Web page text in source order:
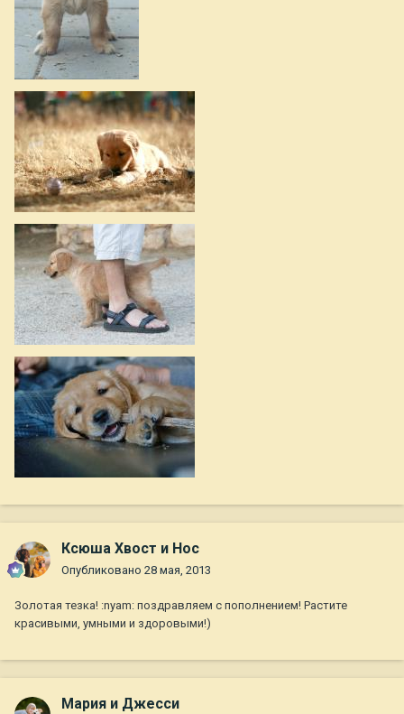
Ксюша Хвост и Нос
Опубликовано 28 мая, 2013
Золотая тезка! :nyam: поздравляем с пополнением! Растите
красивыми, умными и здоровыми!)
Мария и Джесси